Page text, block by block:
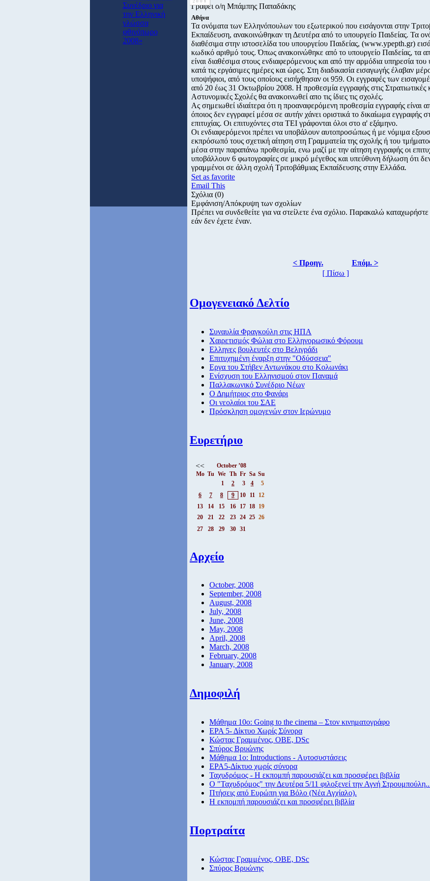
Συνέδριο για
την Ελληνική
γλώσσα
φθινόπωρο
2008»
Γράφει ο/η Μπάμπης Παπαδάκης
Αθήνα
Τα ονόματα των Ελληνόπουλων του εξωτερικού που εισάγονται στην
Εκπαίδευση, ανακοινώθηκαν τη Δευτέρα από το υπουργείο Παιδείας. Τα
διαθέσιμα στην ιστοσελίδα του υπουργείου Παιδείας, (www.ypepth.gr)
κωδικό αριθμό τους. Όπως ανακοινώθηκε από το υπουργείο Παιδείας, τα
είναι διαθέσιμα στους ενδιαφερόμενους και από την αρμόδια υπηρεσία του
κατά τις εργάσιμες ημέρες και ώρες. Στη διαδικασία εισαγωγής έλαβαν
υποψήφιοι, από τους οποίους εισήχθησαν οι 959. Οι εγγραφές των
από 20 έως 31 Οκτωβρίου 2008. Η προθεσμία εγγραφής στις Στρατιωτικές
Αστυνομικές Σχολές θα ανακοινωθεί απο τις ίδιες τις σχολές.
Ας σημειωθεί ιδιαίτερα ότι η προαναφερόμενη προθεσμία εγγραφής είναι
όποιος δεν εγγραφεί μέσα σε αυτήν χάνει οριστικά το δικαίωμα εγγραφής
επιτυχίας. Οι επιτυχόντες στα ΤΕΙ γράφονται όλοι στο α' εξάμηνο.
Οι ενδιαφερόμενοι πρέπει να υποβάλουν αυτοπροσώπως ή με νόμιμα
εκπρόσωπό τους σχετική αίτηση στη Γραμματεία της σχολής ή του τμήματος
μέσα στην παραπάνω προθεσμία, ενω μαζί με την αίτηση εγγραφής οι
υποβάλλουν 6 φωτογραφίες σε μικρό μέγεθος και υπεύθυνη δήλωση ότι δεν
γραμμένοι σε άλλη σχολή Τριτοβάθμιας Εκπαίδευσης στην Ελλάδα.
Set as favorite
Email This
Σχόλια (0)
Εμφάνιση/Απόκρυψη των σχολίων
Πρέπει να συνδεθείτε για να στείλετε ένα σχόλιο. Παρακαλώ
εάν δεν έχετε έναν.
< Προηγ.
Επόμ. >
[ Πίσω ]
Ομογενειακό Δελτίο
Συναυλία Φραγκούλη στις ΗΠΑ
Χαιρετισμός Φώλια στο Ελληνορωσικό Φόρουμ
Ελληνες βουλευτές στο Βελιγράδι
Επιτυχημένη έναρξη στην "Οδύσσεια"
Εργα του Στήβεν Αντωνάκου στο Κολωνάκι
Ενίσχυση του Ελληνισμού στον Παναμά
Παλλακωνικό Συνέδριο Νέων
Ο Δημήτριος στο Φανάρι
Οι νεολαίοι του ΣΑΕ
Πρόσκληση ομογενών στον Ιερώνυμο
Ευρετήριο
<<
October ’08
Mo Tu We Th Fr Sa Su
1
2 3 4
5
6
7 8 9 10 11
12
13
14 15 16 17 18 19
20
21 22 23 24 25 26
27
28 29 30 31
Αρχείο
October, 2008
September, 2008
August, 2008
July, 2008
June, 2008
May, 2008
April, 2008
March, 2008
February, 2008
January, 2008
Δημοφιλή
Μάθημα 10ο: Going to the cinema – Στον κινηματογράφο
ΕΡΑ 5- Δίκτυο Χωρίς Σύνορα
Κώστας Γραμμένος, ΟΒΕ, DSc
Σπύρος Βρυώνης
Μάθημα 1ο: Introductions - Αυτοσυστάσεις
ΕΡΑ5-Δίκτυο χωρίς σύνορα
Ταχυδρόμος - Η εκπομπή παρουσιάζει και προσφέρει βιβλία
Ο "Ταχυδρόμος" την Δευτέρα 5/11 φιλοξενεί την Αγνή
Πτήσεις από Eυρώπη για Βόλο (Νέα Αγχίαλο).
Η εκπομπή παρουσιάζει και προσφέρει βιβλία
Πορτραίτα
Κώστας Γραμμένος, ΟΒΕ, DSc
Σπύρος Βρυώνης